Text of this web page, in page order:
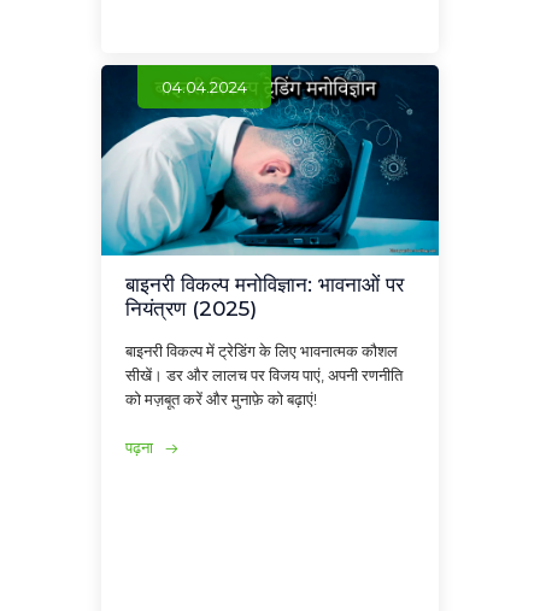
04.04.2024
बाइनरी विकल्प मनोविज्ञान: भावनाओं पर
नियंत्रण (2025)
बाइनरी विकल्प में ट्रेडिंग के लिए भावनात्मक कौशल
सीखें। डर और लालच पर विजय पाएं, अपनी रणनीति
को मज़बूत करें और मुनाफ़े को बढ़ाएं!
पढ़ना